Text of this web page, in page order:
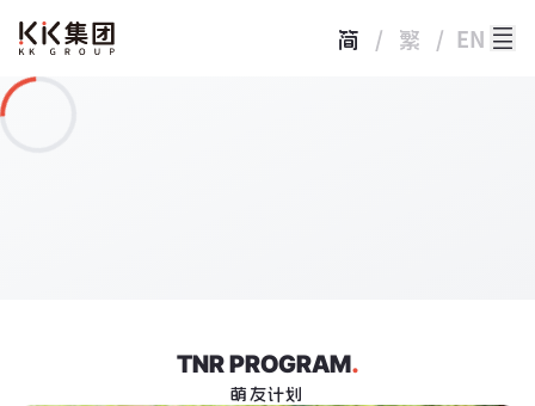
简 / 繁 / EN
TNR PROGRAM.
萌友计划